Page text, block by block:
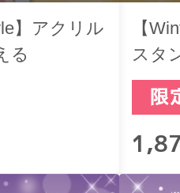
】アクリル
る
【
スタ